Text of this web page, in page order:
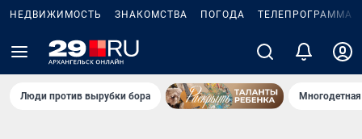
НЕДВИЖИМОСТЬ ЗНАКОМСТВА ПОГОДА ТЕЛЕПРОГРАММА
Люди против вырубки бора